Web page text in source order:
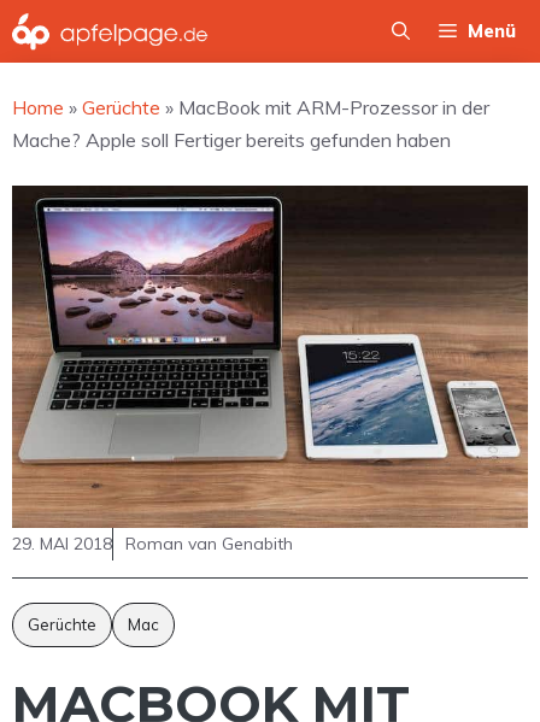
Zum
Inhalt
Menü
Home » Gerüchte » MacBook mit ARM-Prozessor in der
Mache? Apple soll Fertiger bereits gefunden haben
29. MAI 2018 Roman van Genabith
Gerüchte Mac
MACBOOK MIT